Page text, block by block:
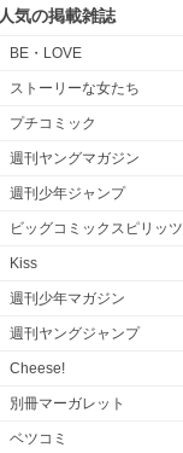
人気の掲載雑誌
BE・LOVE
ストーリーな女たち
プチコミック
週刊ヤングマガジン
週刊少年ジャンプ
ビッグコミックスピリッツ
Kiss
週刊少年マガジン
週刊ヤングジャンプ
Cheese!
別冊マーガレット
ベツコミ